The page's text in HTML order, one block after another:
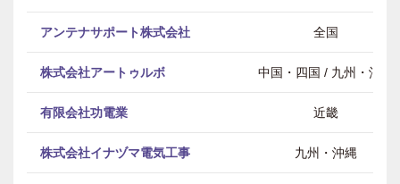
アンテナサポート株式会社 全国
株式会社アートゥルボ 中国・四国 / 九州・沖縄
有限会社功電業 近畿
株式会社イナヅマ電気工事 九州・沖縄